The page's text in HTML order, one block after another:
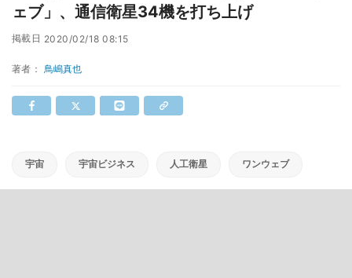
ェブ」、通信衛星34機を打ち上げ
掲載日 2020/02/18 08:15
著者： 鳥嶋真也
宇宙 宇宙ビジネス 人工衛星 ワンウェブ